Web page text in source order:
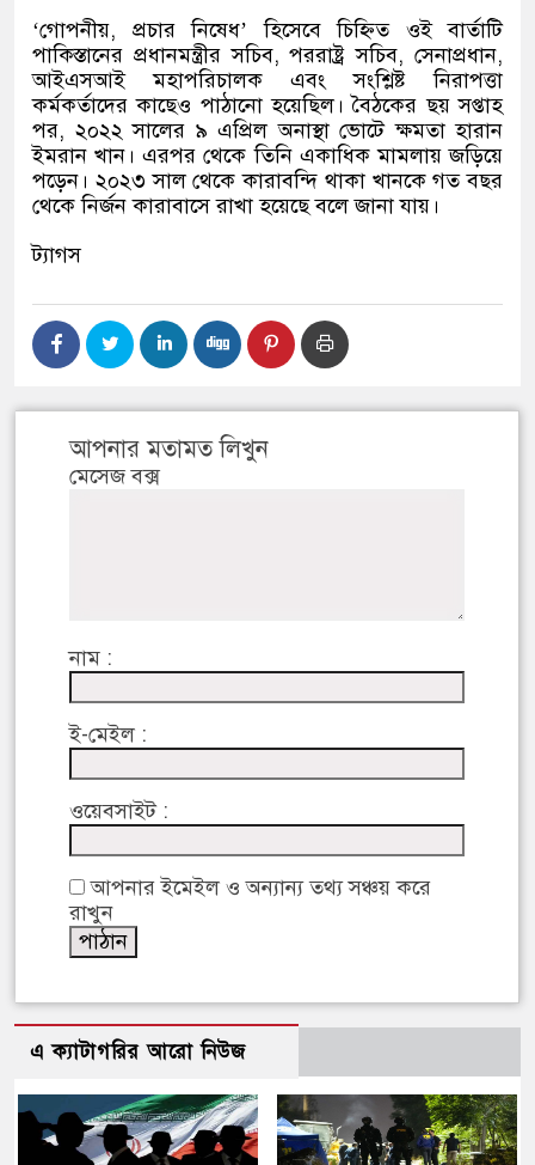
‘গোপনীয়, প্রচার নিষেধ’হিসেবে চিহ্নিত ওই বার্তাটি
পাকিস্তানের প্রধানমন্ত্রীর সচিব,পররাষ্ট্র সচিব,সেনাপ্রধান,
আইএসআই মহাপরিচালক এবং সংশ্লিষ্ট নিরাপত্তা
কর্মকর্তাদের কাছেও পাঠানো হয়েছিল। বৈঠকের ছয় সপ্তাহ
পর, ২০২২ সালের ৯ এপ্রিল অনাস্থা ভোটে ক্ষমতা হারান
ইমরান খান। এরপর থেকে তিনি একাধিক মামলায় জড়িয়ে
পড়েন। ২০২৩ সাল থেকে কারাবন্দি থাকা খানকে গত বছর
থেকে নির্জন কারাবাসে রাখা হয়েছে বলে জানা যায়।
ট্যাগস
আপনার মতামত লিখুন
মেসেজ বক্স
নাম :
ই-মেইল :
ওয়েবসাইট :
আপনার ইমেইল ও অন্যান্য তথ্য সঞ্চয় করে
রাখুন
এ ক্যাটাগরির আরো নিউজ